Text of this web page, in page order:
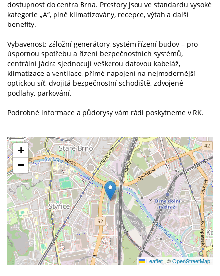
dostupnost do centra Brna. Prostory jsou ve standardu vysoké
kategorie „A“, plně klimatizovány, recepce, výtah a další
benefity.
Vybavenost: záložní generátory, systém řízení budov – pro
úspornou spotřebu a řízení bezpečnostních systémů,
centrální jádra sjednocují veškerou datovou kabeláž,
klimatizace a ventilace, přímé napojení na nejmodernější
optickou síť, dvojitá bezpečnostní schodiště, zdvojené
podlahy, parkování.
Podrobné informace a půdorysy vám rádi poskytneme v RK.
+
−
Leaflet | ©OpenStreetMap